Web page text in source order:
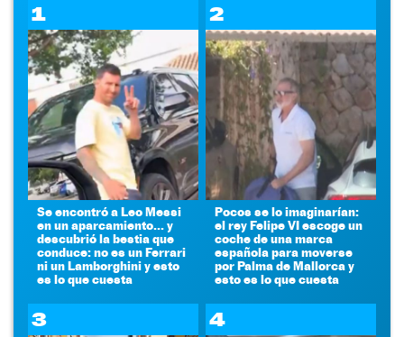
1
Se encontró a Leo Messi
en un aparcamiento... y
descubrió la bestia que
conduce: no es un Ferrari
ni un Lamborghini y esto
es lo que cuesta
2
Pocos se lo imaginarían:
el rey Felipe VI escoge un
coche de una marca
española para moverse
por Palma de Mallorca y
esto es lo que cuesta
3 4